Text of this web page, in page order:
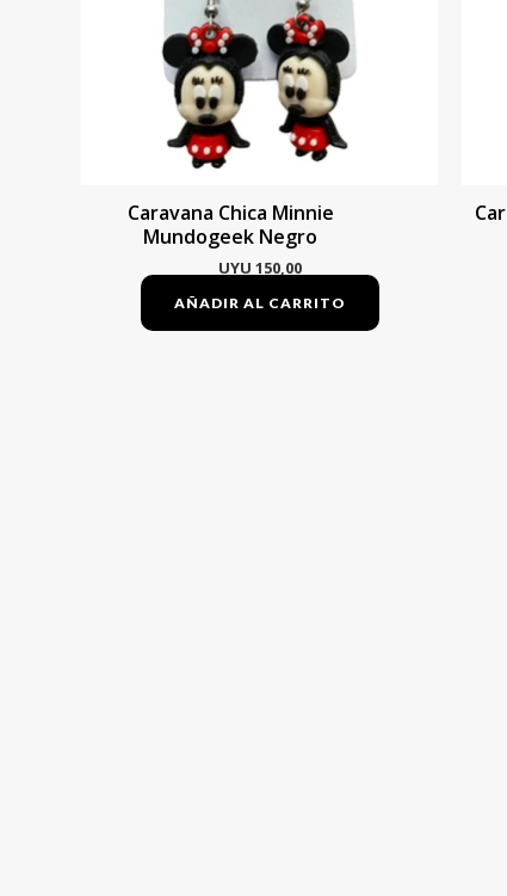
Caravana Chica Minnie
Mundogeek Negro
UYU 150,00
AÑADIR AL CARRITO